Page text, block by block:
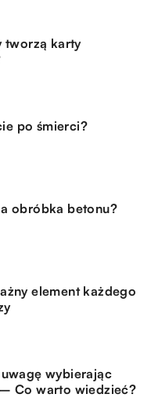
tworzą karty
po śmierci?
obróbka betonu?
element każdego
wybierając
Co warto wiedzieć?